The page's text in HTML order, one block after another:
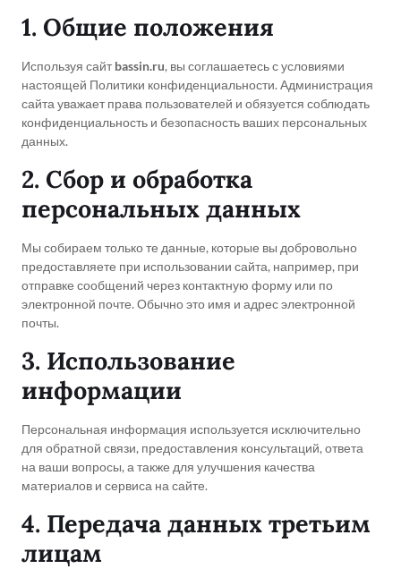
1. Общие положения
Используя сайтbassin.ru, вы соглашаетесь с условиями
настоящей Политики конфиденциальности. Администрация
сайта уважает права пользователей и обязуется соблюдать
конфиденциальность и безопасность ваших персональных
данных.
2. Сбор и обработка
персональных данных
Мы собираем только те данные, которые вы добровольно
предоставляете при использовании сайта, например, при
отправке сообщений через контактную форму или по
электронной почте. Обычно это имя и адрес электронной
почты.
3. Использование
информации
Персональная информация используется исключительно
для обратной связи, предоставления консультаций, ответа
на ваши вопросы, а также для улучшения качества
материалов и сервиса на сайте.
4. Передача данных третьим
лицам